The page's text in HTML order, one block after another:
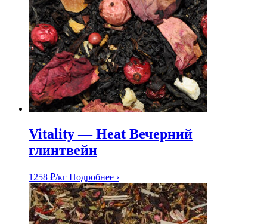
Vitality — Heat Вечерний
глинтвейн
1258 ₽/кг Подробнее ›